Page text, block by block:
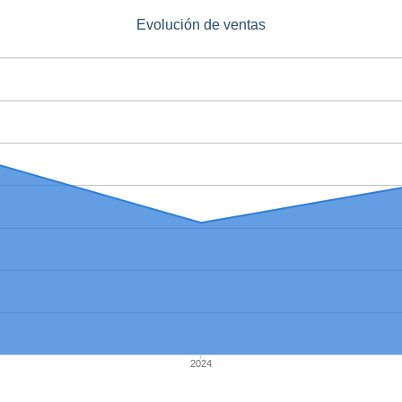
Evolución de ventas
2024